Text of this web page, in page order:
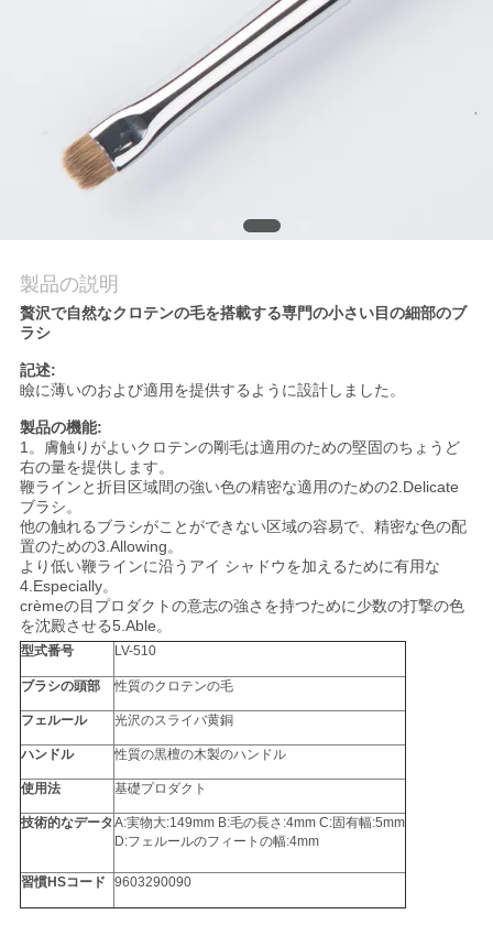
PRIVACY
POLICY
製品の説明
贅沢で自然なクロテンの毛を搭載する専門の小さい目の細部のブ
ラシ
記述:
瞼に薄いのおよび適用を提供するように設計しました。
製品の機能:
1。膚触りがよいクロテンの剛毛は適用のための堅固のちょうど
右の量を提供します。
鞭ラインと折目区域間の強い色の精密な適用のための2.Delicate
ブラシ。
他の触れるブラシがことができない区域の容易で、精密な色の配
置のための3.Allowing。
より低い鞭ラインに沿うアイ シャドウを加えるために有用な
4.Especially。
crèmeの目プロダクトの意志の強さを持つために少数の打撃の色
を沈殿させる5.Able。
型式番号 LV-510
ブラシの頭部 性質のクロテンの毛
フェルール 光沢のスライバ黄銅
ハンドル 性質の黒檀の木製のハンドル
使用法 基礎プロダクト
技術的なデータA:実物大:149mm B:毛の長さ:4mm C:固有幅:5mm
D:フェルールのフィートの幅:4mm
習慣HSコード 9603290090